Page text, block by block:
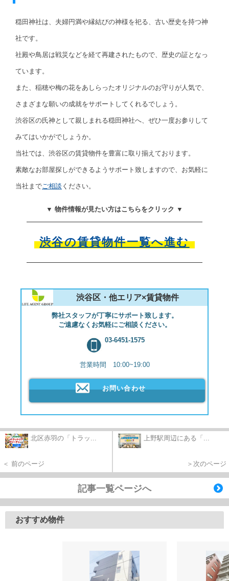
穏田神社は、夫婦円満や縁結びの神様を祀る、古い歴史を持つ神
社です。
社殿や鳥居は戦災などを経て再建されたもので、歴史の証となっ
ています。
また、稲穂や梅の花をあしらったオリジナルのお守りが人気で、
さまざまな願いの成就をサポートしてくれるでしょう。
渋谷区の氏神として親しまれる穏田神社へ、ぜひ一度お参りして
みてはいかがでしょうか。
当社では、渋谷区の賃貸物件を豊富に取り揃えております。
素敵なお部屋探しができるようサポート致しますので、お気軽に
当社まで ご相談 ください。
▼ 物件情報が見たい方はこちらをクリック ▼
渋谷の賃貸物件一覧へ進む
渋谷区・他エリア×賃貸物件
弊社スタッフが丁寧にサポート致します。
ご遠慮なくお気軽にご相談ください。
03-6451-1575
営業時間 10:00~19:00
お問い合わせ
北区赤羽の「トラッ...
＜ 前のページ
上野駅周辺にある「...
＞次のページ
記事一覧ページへ
おすすめ物件